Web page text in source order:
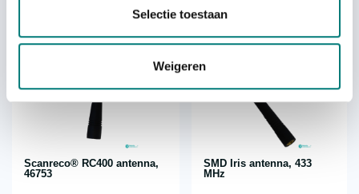
Selectie toestaan
Weigeren
Scanreco® RC400 antenna,
46753
SMD Iris antenna, 433
MHz